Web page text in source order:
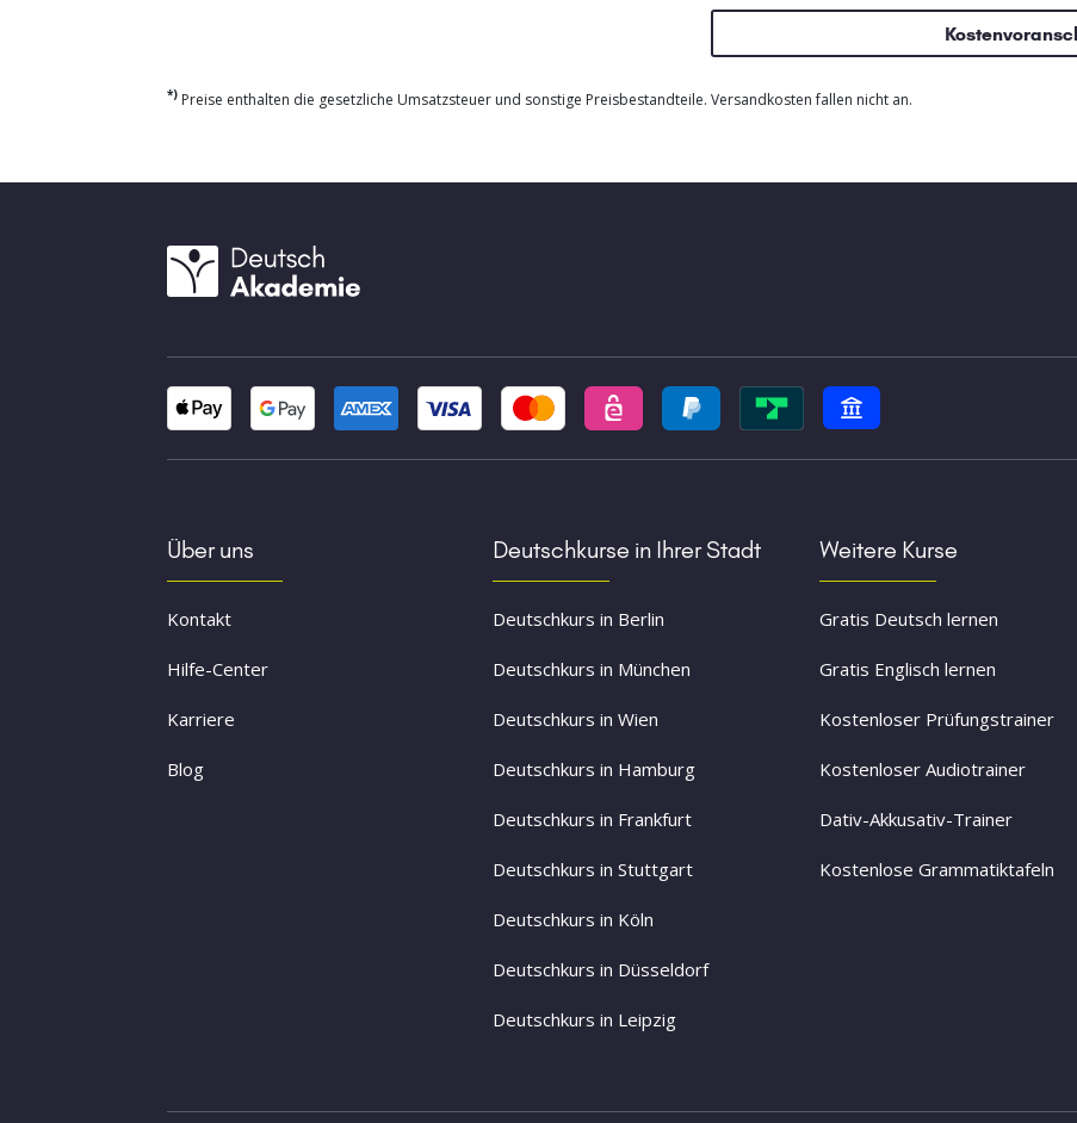
*)Preise enthalten die gesetzliche Umsatzsteuer und sonstige Preisbestandteile. Versandkosten fallen nicht an.
Über uns
Kontakt
Hilfe-Center
Karriere
Blog
Deutschkurse in Ihrer Stadt
Deutschkurs in Berlin
Deutschkurs in München
Deutschkurs in Wien
Deutschkurs in Hamburg
Deutschkurs in Frankfurt
Deutschkurs in Stuttgart
Deutschkurs in Köln
Deutschkurs in Düsseldorf
Deutschkurs in Leipzig
Weitere Kurse
Gratis Deutsch lernen
Gratis Englisch lernen
Kostenloser Prüfungstrainer
Kostenloser Audiotrainer
Dativ-Akkusativ-Trainer
Kostenlose Grammatiktafeln